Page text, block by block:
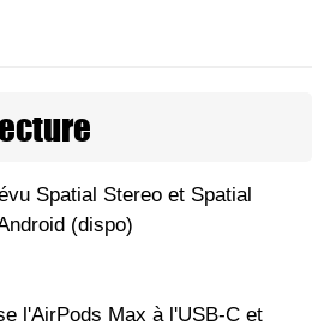
Spatial Stereo et Spatial
(dispo)
l'AirPods Max à l'USB-C et